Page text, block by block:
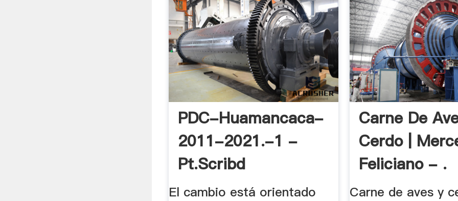
PDC-Huamancaca-
2011-2021.-1 -
Pt.scribd
El cambio está orientado
Carne De
Cerdo |
Feliciano - .
Carne de aves y